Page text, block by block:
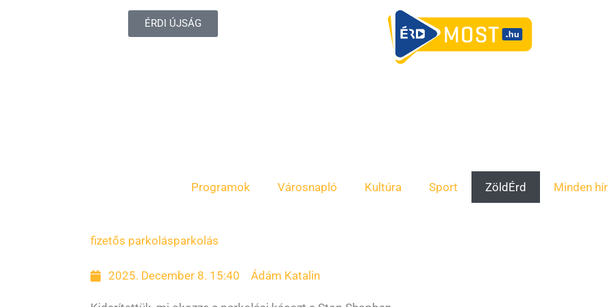
ÉRDI ÚJSÁG
Programok Városnapló Kultúra Sport ZöldÉrd Minden hír
fizetős parkolásparkolás
2025. December 8. 15:40 Ádám Katalin